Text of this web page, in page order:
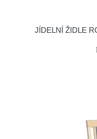
JÍDELNÍ ŽIDLE